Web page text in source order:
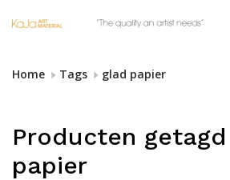
Home Tags glad papier
Producten
papier